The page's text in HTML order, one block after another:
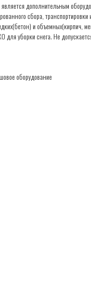
дополнительным
сбора,
и объемных(кирпич,
для уборки снега. Не
оборудование